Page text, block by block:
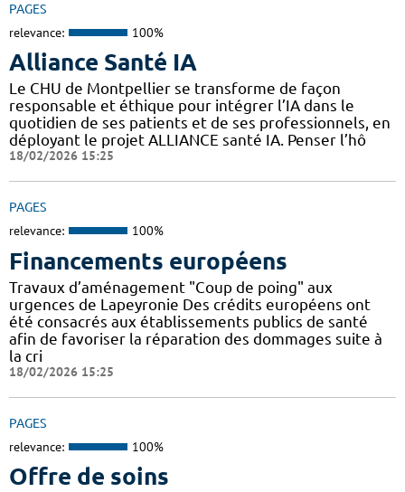
PAGES
relevance: 100%
Alliance Santé IA
Le CHU de Montpellier se transforme de façon
responsable et éthique pour intégrer l’IA dans le
quotidien de ses patients et de ses professionnels, en
déployant le projet ALLIANCE santé IA. Penser l’hô
18/02/2026 15:25
PAGES
relevance: 100%
Financements européens
Travaux d’aménagement "Coup de poing" aux
urgences de Lapeyronie Des crédits européens ont
été consacrés aux établissements publics de santé
afin de favoriser la réparation des dommages suite à
la cri
18/02/2026 15:25
PAGES
relevance: 100%
Offre de soins